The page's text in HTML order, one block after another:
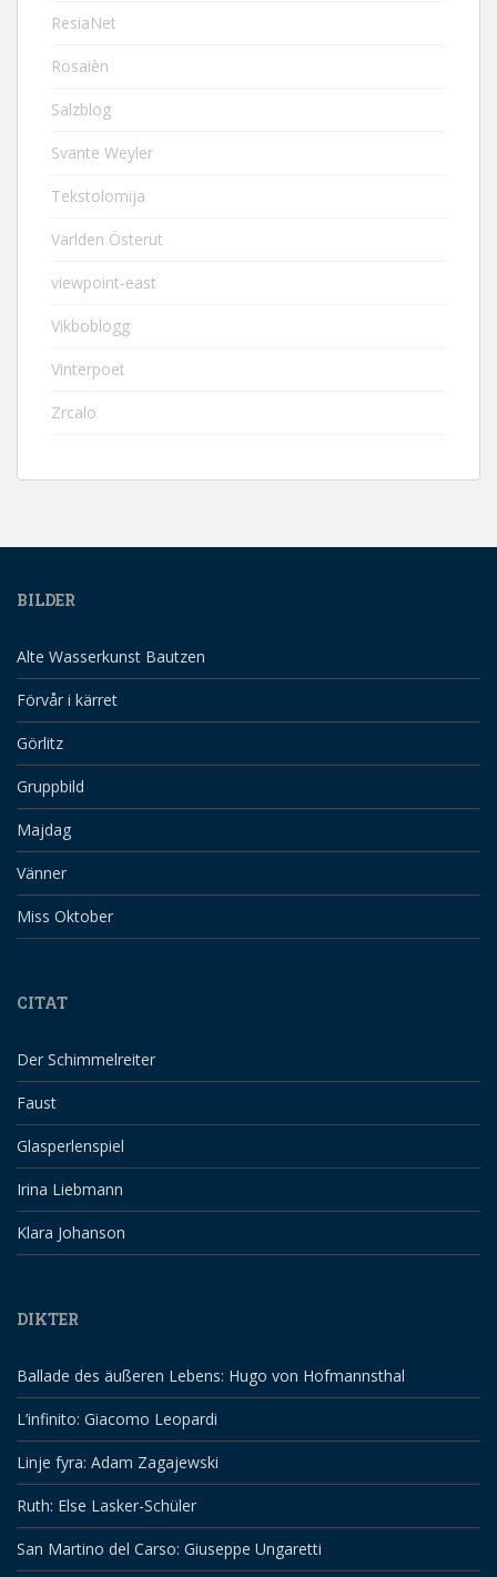
ResiaNet
Rosaièn
Salzblog
Svante Weyler
Tekstolomija
Världen Österut
viewpoint-east
Vikboblogg
Vinterpoet
Zrcalo
BILDER
Alte Wasserkunst Bautzen
Förvår i kärret
Görlitz
Gruppbild
Majdag
Vänner
Miss Oktober
CITAT
Der Schimmelreiter
Faust
Glasperlenspiel
Irina Liebmann
Klara Johanson
DIKTER
Ballade des äußeren Lebens: Hugo von Hofmannsthal
L’infinito: Giacomo Leopardi
Linje fyra: Adam Zagajewski
Ruth: Else Lasker-Schüler
San Martino del Carso: Giuseppe Ungaretti